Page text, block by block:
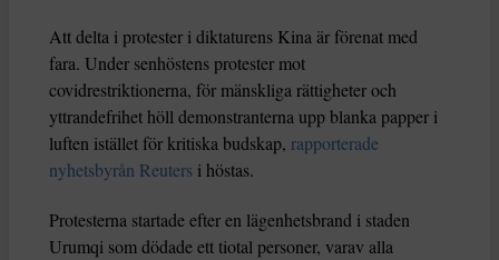
Att delta i protester i diktaturens Kina är förenat med
fara. Under senhöstens protester mot
covidrestriktionerna, för mänskliga rättigheter och
yttrandefrihet höll demonstranterna upp blanka papper i
luften istället för kritiska budskap, rapporterade
nyhetsbyrån Reuters i höstas.
Protesterna startade efter en lägenhetsbrand i staden
Urumqi som dödade ett tiotal personer, varav alla